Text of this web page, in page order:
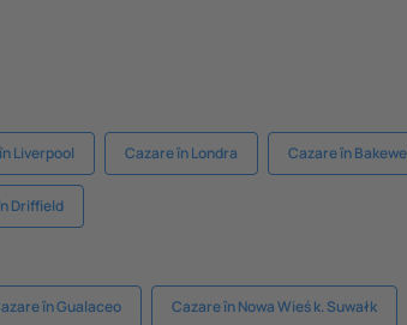
Liverpool Cazare în Londra Cazare în
Driffield
în Gualaceo Cazare în Nowa Wieś k. Suwałk